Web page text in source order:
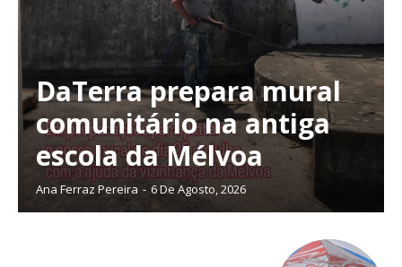
Planos de Assinatura
DaTerra prepara mural
comunitário na antiga
escola da Mélvoa
Ana Ferraz Pereira - 6 De Agosto, 2026